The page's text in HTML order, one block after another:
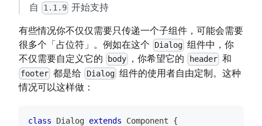
自 1.1.9 开始支持
有些情况你不仅仅需要只传递一个子组件，可能会需要
很多个「占位符」。例如在这个
Dialog 组件中，你
不仅需要自定义它的
body ，你希望它的 header和
footer 都是给 Dialog组件的使用者自由定制。这种
情况可以这样做：
class Dialog extends Component
{